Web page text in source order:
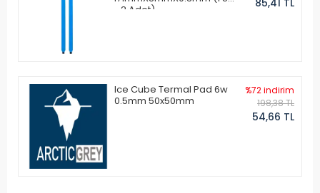
- 2 Adet)
85,41 TL
Ice Cube Termal Pad 6w
0.5mm 50x50mm
%72 indirim
198,38 TL
54,66 TL